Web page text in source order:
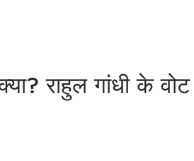
राहुल गांधी के वोट